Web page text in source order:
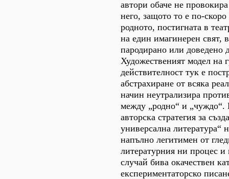
автори обаче не
него, защото то е по-
родното, постигната в
на един имагинерен свят,
пародирано или доведено
Художественият модел на
действителност тук е
абстрахиране от всяка
начин неутрализира
между „родно“ и „чуждо“.
авторска стратегия за
универсална литература“
напълно легитимен от
литературния ни процес и
случай бива окачествен
експериментаторско